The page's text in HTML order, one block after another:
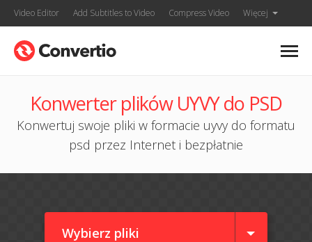
Video Editor Add Subtitles to Video Compress Video Więcej
Konwerter plików UYVY do PSD
Konwertuj swoje pliki w formacie uyvy do formatu
psd przez Internet i bezpłatnie
Wybierz pliki